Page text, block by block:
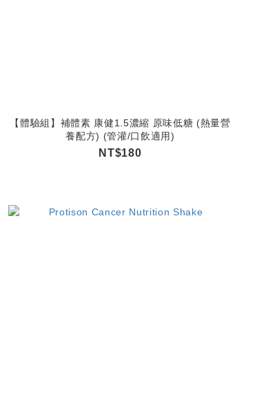
【體驗組】補體素 康健1.5濃縮 原味低糖 (熱量營
養配方) (管灌/口飲適用)
NT$180